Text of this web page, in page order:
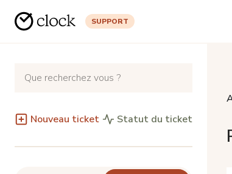
SUPPORT
Nouveau ticket Statut du ticket